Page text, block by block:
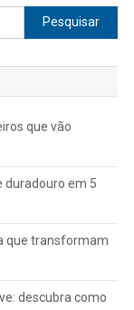
Pesquisar
por:
que vão
duradouro em 5
que transformam
descubra como